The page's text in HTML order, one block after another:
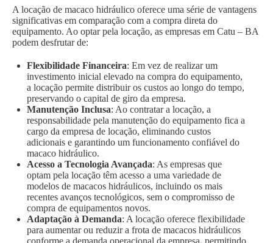
A locação de macaco hidráulico oferece uma série de vantagens
significativas em comparação com a compra direta do
equipamento. Ao optar pela locação, as empresas em Catu – BA
podem desfrutar de:
Flexibilidade Financeira: Em vez de realizar um
investimento inicial elevado na compra do equipamento,
a locação permite distribuir os custos ao longo do tempo,
preservando o capital de giro da empresa.
Manutenção Inclusa: Ao contratar a locação, a
responsabilidade pela manutenção do equipamento fica a
cargo da empresa de locação, eliminando custos
adicionais e garantindo um funcionamento confiável do
macaco hidráulico.
Acesso a Tecnologia Avançada: As empresas que
optam pela locação têm acesso a uma variedade de
modelos de macacos hidráulicos, incluindo os mais
recentes avanços tecnológicos, sem o compromisso de
compra de equipamentos novos.
Adaptação à Demanda: A locação oferece flexibilidade
para aumentar ou reduzir a frota de macacos hidráulicos